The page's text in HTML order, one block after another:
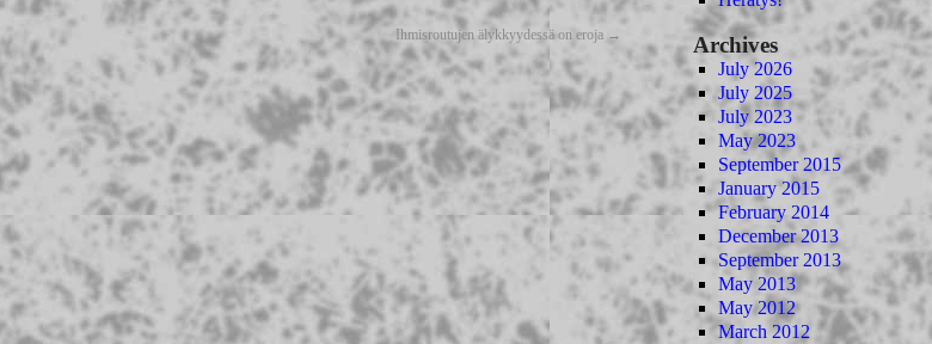
Ihmisroutujen älykkyydessä on eroja → Archives
July 2026
July 2025
July 2023
May 2023
September 2015
January 2015
February 2014
December 2013
September 2013
May 2013
May 2012
March 2012